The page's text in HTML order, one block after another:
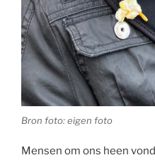
Bron foto: eigen foto
Mensen om ons heen